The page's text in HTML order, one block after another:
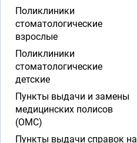
Поликлиники
стоматологические
взрослые
Поликлиники
стоматологические
детские
Пункты выдачи и замены
медицинских полисов
(ОМС)
Пункты выдачи справок на